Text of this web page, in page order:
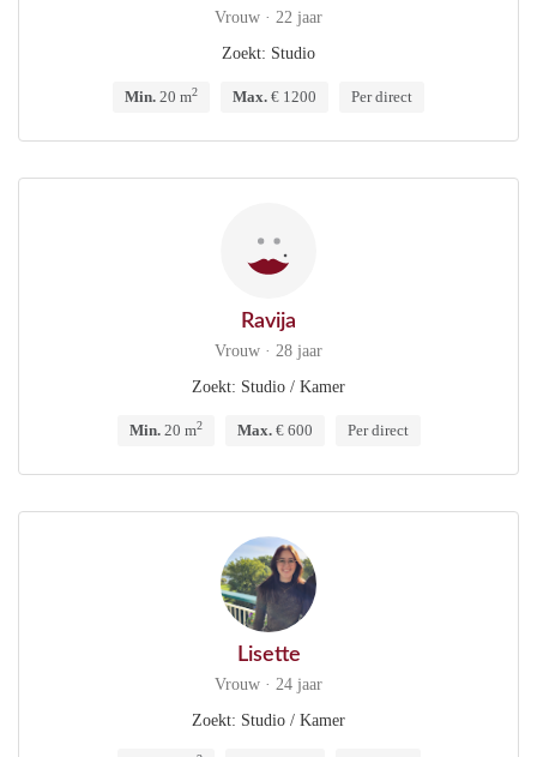
Vrouw · 22 jaar
Zoekt: Studio
Min. 20 m2 Max. € 1200 Per direct
Ravija
Vrouw · 28 jaar
Zoekt: Studio / Kamer
Min.20 m2 Max.€ 600 Per direct
Lisette
Vrouw · 24 jaar
Zoekt: Studio / Kamer